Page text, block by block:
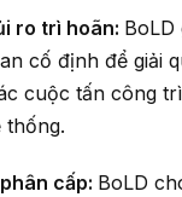
ro trì hoãn: BoLD
cố định để giải
cuộc tấn công
thống.
cấp: BoLD